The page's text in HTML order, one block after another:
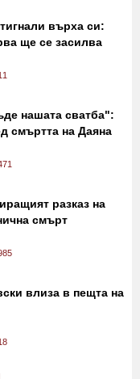
върха си:
ще се засилва
нашата сватба":
смъртта на Даяна
разказ на
смърт
влиза в пещта на